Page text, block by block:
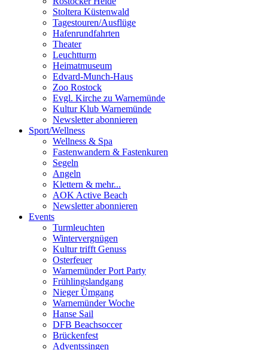
Stoltera Küstenwald
Tagestouren/Ausflüge
Hafenrundfahrten
Theater
Leuchtturm
Heimatmuseum
Edvard-Munch-Haus
Zoo Rostock
Evgl. Kirche zu Warnemünde
Kultur Klub Warnemünde
Newsletter abonnieren
Sport/Wellness
Wellness & Spa
Fastenwandern & Fastenkuren
Segeln
Angeln
Klettern & mehr...
AOK Active Beach
Newsletter abonnieren
Events
Turmleuchten
Wintervergnügen
Kultur trifft Genuss
Osterfeuer
Warnemünder Port Party
Frühlingslandgang
Nieger Ümgang
Warnemünder Woche
Hanse Sail
DFB Beachsoccer
Brückenfest
Adventssingen